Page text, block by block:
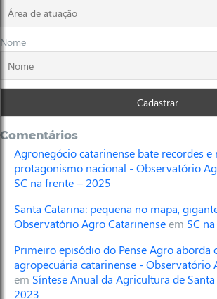
Nome
Comentários
Agronegócio catarinense bate recordes e
protagonismo nacional - Observatório
SC na frente – 2025
Santa Catarina: pequena no mapa,
Observatório Agro Catarinenseem SC
Primeiro episódio do Pense Agro aborda
agropecuária catarinense - Observatório
em Síntese Anual da Agricultura de
2023